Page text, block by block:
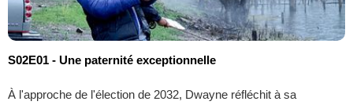
S02E01 - Une paternité exceptionnelle
À l'approche de l'élection de 2032, Dwayne réfléchit à sa